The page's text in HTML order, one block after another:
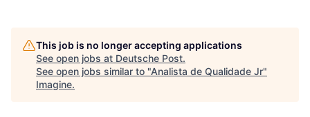
This job is no longer accepting applications
See open jobs at Deutsche Post.
See open jobs similar to "Analista de Qualidade Jr"
Imagine.